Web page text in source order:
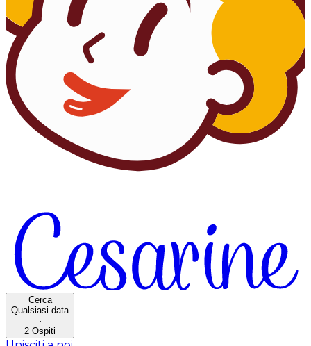
Cerca
Qualsiasi data
·
2 Ospiti